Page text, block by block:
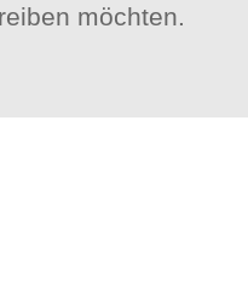
möchten.